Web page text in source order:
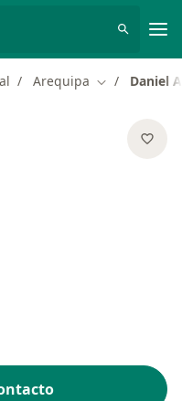
Arequipa Cambiar de
Daniel